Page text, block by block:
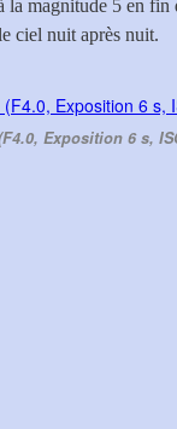
la magnitude 5 en fin
ciel nuit après nuit.
Exposition 6 s,